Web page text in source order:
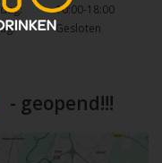
10:00-18:00
Gesloten
- geopend!!!